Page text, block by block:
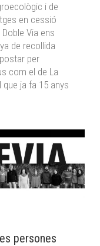
i de
en cessió
Via ens
de recollida
per
com el de La
que ja fa 15 anys
persones